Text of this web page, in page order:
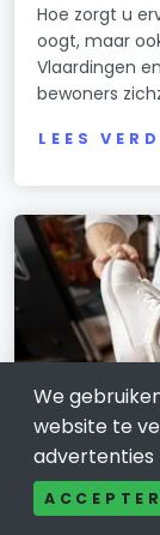
Hoe zorgt u
oogt, maar
Vlaardingen
bewoners
LEES
We
website te
advertenties